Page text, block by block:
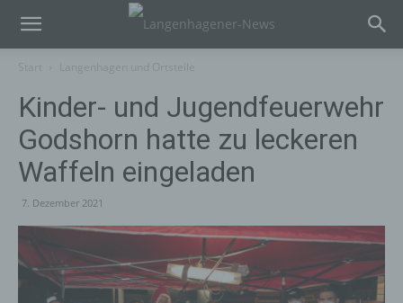
Kinder- und Jugendfeuerwehr
Godshorn hatte zu leckeren
Waffeln eingeladen
7. Dezember 2021